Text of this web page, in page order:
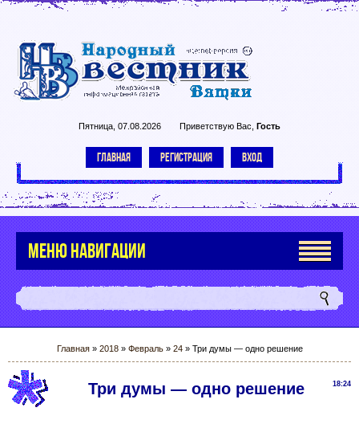
Пятница, 07.08.2026 Приветствую Вас Гость
ГЛАВНАЯ РЕГИСТРАЦИЯ ВХОД
МЕНЮ НАВИГАЦИИ
Главная» 2018 » Февраль » 24» Три думы — одно решение
18:24
Три думы — одно решение